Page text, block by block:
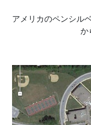
アメリカのペンシル
か